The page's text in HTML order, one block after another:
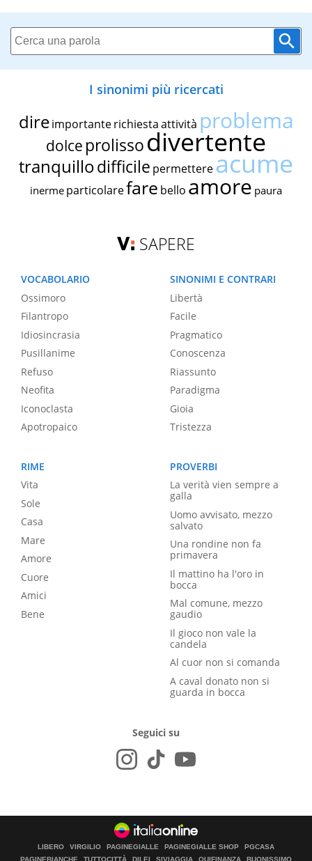
I sinonimi più ricercati
dire importante richiestaattività problema
dolce prolissodivertente
tranquillodifficile permettereacume
inerme particolarefare bello amore paura
SAPERE
VOCABOLARIO
Ossimoro
Filantropo
Idiosincrasia
Pusillanime
Refuso
Neofita
Iconoclasta
Apotropaico
SINONIMI E CONTRARI
Libertà
Facile
Pragmatico
Conoscenza
Riassunto
Paradigma
Gioia
Tristezza
RIME
Vita
Sole
Casa
Mare
Amore
Cuore
Amici
Bene
PROVERBI
La verità vien sempre a
galla
Uomo avvisato, mezzo
salvato
Una rondine non fa
primavera
Il mattino ha l'oro in
bocca
Mal comune, mezzo
gaudio
Il gioco non vale la
candela
Al cuor non si comanda
A caval donato non si
guarda in bocca
Seguici su
LIBERO VIRGILIO PAGINEGIALLE PAGINEGIALLE SHOP
PGCASA